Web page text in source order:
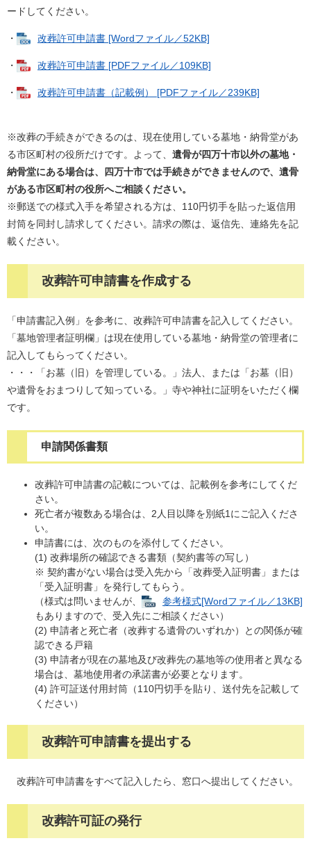
ードしてください。
・ 改葬許可申請書 [Wordファイル／52KB]
・ 改葬許可申請書 [PDFファイル／109KB]
・ 改葬許可申請書（記載例） [PDFファイル／239KB]
※改葬の手続きができるのは、現在使用している墓地・納骨堂があ
る市区町村の役所だけです。よって、 遺骨が四万十市以外の墓地・
納骨堂にある場合は、四万十市では手続きができませんので、遺骨
がある市区町村の役所へご相談ください。
※郵送での様式入手を希望される方は、110円切手を貼った返信用
封筒を同封し請求してください。請求の際は、返信先、連絡先を記
載ください。
改葬許可申請書を作成する
「申請書記入例」を参考に、改葬許可申請書を記入してください。
「墓地管理者証明欄」は現在使用している墓地・納骨堂の管理者に
記入してもらってください。
・・・「お墓（旧）を管理している。」法人、または「お墓（旧）
や遺骨をおまつりして知っている。」寺や神社に証明をいただく欄
です。
申請関係書類
改葬許可申請書の記載については、記載例を参考にしてくだ
さい。
死亡者が複数ある場合は、2人目以降を別紙1にご記入くださ
い。
申請書には、次のものを添付してください。
(1) 改葬場所の確認できる書類（契約書等の写し）
※ 契約書がない場合は受入先から「改葬受入証明書」または
「受入証明書」を発行してもらう。
（様式は問いませんが、
参考様式[Wordファイル／13KB]
もありますので、受入先にご相談ください）
(2) 申請者と死亡者（改葬する遺骨のいずれか）との関係が確
認できる戸籍
(3) 申請者が現在の墓地及び改葬先の墓地等の使用者と異なる
場合は、墓地使用者の承諾書が必要となります。
(4) 許可証送付用封筒（110円切手を貼り、送付先を記載して
ください）
改葬許可申請書を提出する
改葬許可申請書をすべて記入したら、窓口へ提出してください。
改葬許可証の発行